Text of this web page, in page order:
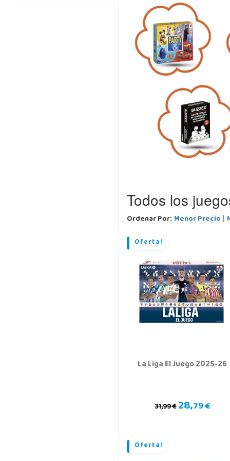
Todos los
Ordenar Por: Menor Precio |
Oferta!
La Liga El Juego 2025-26
31,99 €28,79 €
Oferta!